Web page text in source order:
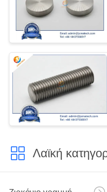
Λαϊκή